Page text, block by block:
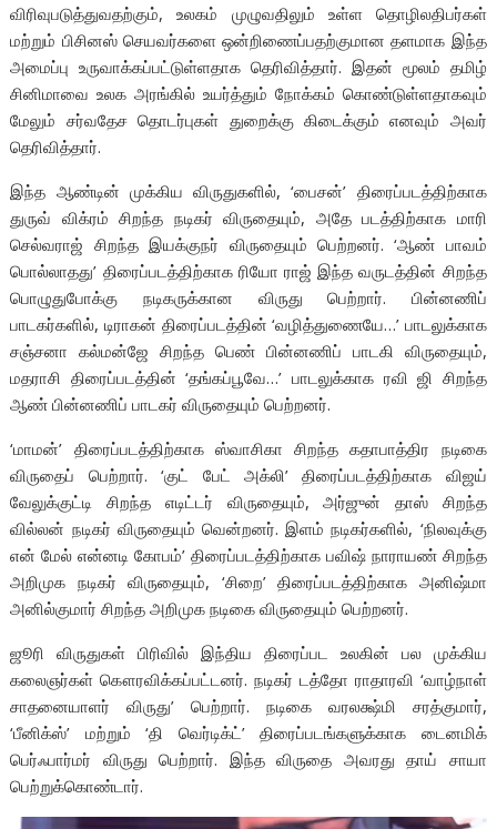
விரிவுபடுத்துவதற்கும், உலகம் முழுவதிலும் உள்ள தொழிலதிபர்கள்
மற்றும் பிசினஸ் செயவர்களை ஒன்றிணைப்பதற்குமான தளமாக இந்த
அமைப்பு உருவாக்கப்பட்டுள்ளதாக தெரிவித்தார். இதன் மூலம் தமிழ்
சினிமாவை உலக அரங்கில் உயர்த்தும் நோக்கம் கொண்டுள்ளதாகவும்
மேலும் சர்வதேச தொடர்புகள் துறைக்கு கிடைக்கும் எனவும் அவர்
தெரிவித்தார்.
இந்த ஆண்டின் முக்கிய விருதுகளில், ‘பைசன்’ திரைப்படத்திற்காக
துருவ் விக்ரம் சிறந்த நடிகர் விருதையும், அதே படத்திற்காக மாரி
செல்வராஜ் சிறந்த இயக்குநர் விருதையும் பெற்றனர். ‘ஆண் பாவம்
பொல்லாதது’ திரைப்படத்திற்காக ரியோ ராஜ் இந்த வருடத்தின் சிறந்த
பொழுதுபோக்கு நடிகருக்கான விருது பெற்றார். பின்னணிப்
பாடகர்களில், டிராகன் திரைப்படத்தின் ‘வழித்துணையே…’ பாடலுக்காக
சஞ்சனா கல்மன்ஜே சிறந்த பெண் பின்னணிப் பாடகி விருதையும்,
மதராசி திரைப்படத்தின் ‘தங்கப்பூவே…’ பாடலுக்காக ரவி ஜி சிறந்த
ஆண் பின்னணிப் பாடகர் விருதையும் பெற்றனர்.
‘மாமன்’ திரைப்படத்திற்காக ஸ்வாசிகா சிறந்த கதாபாத்திர நடிகை
விருதைப் பெற்றார். ‘குட் பேட் அக்லி’ திரைப்படத்திற்காக விஜய்
வேலுக்குட்டி சிறந்த எடிட்டர் விருதையும், அர்ஜுன் தாஸ் சிறந்த
வில்லன் நடிகர் விருதையும் வென்றனர். இளம் நடிகர்களில், ‘நிலவுக்கு
என் மேல் என்னடி கோபம்’ திரைப்படத்திற்காக பவிஷ் நாராயண் சிறந்த
அறிமுக நடிகர் விருதையும், ‘சிறை’ திரைப்படத்திற்காக அனிஷ்மா
அனில்குமார் சிறந்த அறிமுக நடிகை விருதையும் பெற்றனர்.
ஜூரி விருதுகள் பிரிவில் இந்திய திரைப்பட உலகின் பல முக்கிய
கலைஞர்கள் கௌரவிக்கப்பட்டனர். நடிகர் டத்தோ ராதாரவி ‘வாழ்நாள்
சாதனையாளர் விருது’ பெற்றார். நடிகை வரலக்ஷ்மி சரத்குமார்,
‘பீனிக்ஸ்’ மற்றும் ‘தி வெர்டிக்ட்’ திரைப்படங்களுக்காக டைனமிக்
பெர்ஃபார்மர் விருது பெற்றார். இந்த விருதை அவரது தாய் சாயா
பெற்றுக்கொண்டார்.